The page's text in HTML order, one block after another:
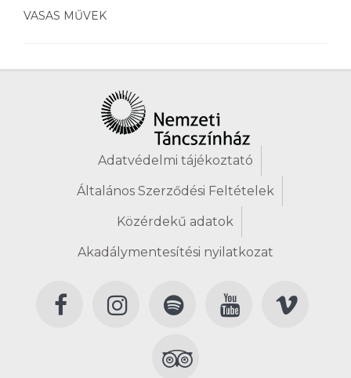
VASAS MŰVEK
Adatvédelmi tájékoztató
Általános Szerződési Feltételek
Közérdekű adatok
Akadálymentesítési nyilatkozat